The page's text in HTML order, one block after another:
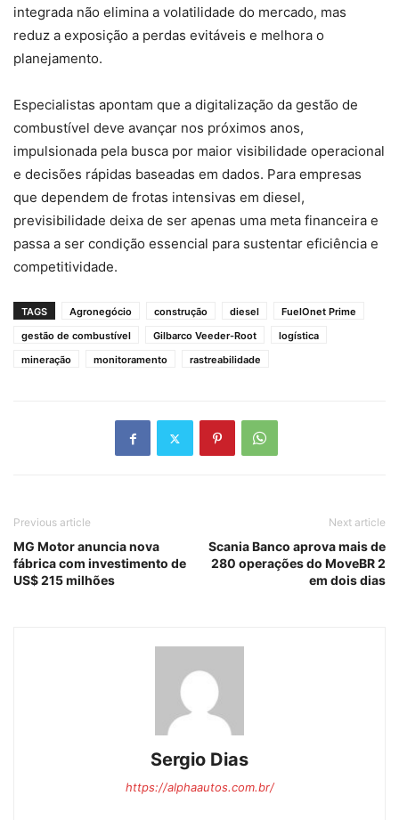
integrada não elimina a volatilidade do mercado, mas
reduz a exposição a perdas evitáveis e melhora o
planejamento.
Especialistas apontam que a digitalização da gestão de
combustível deve avançar nos próximos anos,
impulsionada pela busca por maior visibilidade operacional
e decisões rápidas baseadas em dados. Para empresas
que dependem de frotas intensivas em diesel,
previsibilidade deixa de ser apenas uma meta financeira e
passa a ser condição essencial para sustentar eficiência e
competitividade.
TAGS Agronegócio construção diesel
FuelOnet Prime
gestão de combustível
Gilbarco Veeder-Root
logística
mineração
monitoramento rastreabilidade
Previous article
MG Motor anuncia nova
fábrica com investimento de
US$ 215 milhões
Next article
Scania Banco aprova mais de
280 operações do MoveBR 2
em dois dias
Sergio Dias
https://alphaautos.com.br/